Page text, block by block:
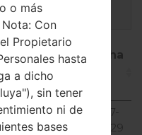
Talla Fecha
Talla Fecha
68.08
MiB
2017-
08-29
o más
Con
Propietario
hasta
a dicho
sin tener
ni de
bases